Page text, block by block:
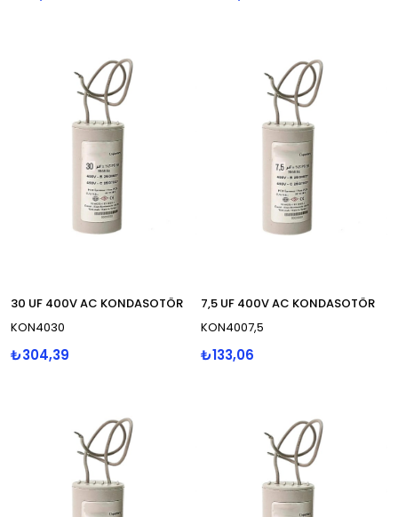
30 UF 400V AC KONDASOTÖR
KON4030
₺304,39
7,5 UF 400V AC KONDASOTÖR
KON4007,5
₺133,06